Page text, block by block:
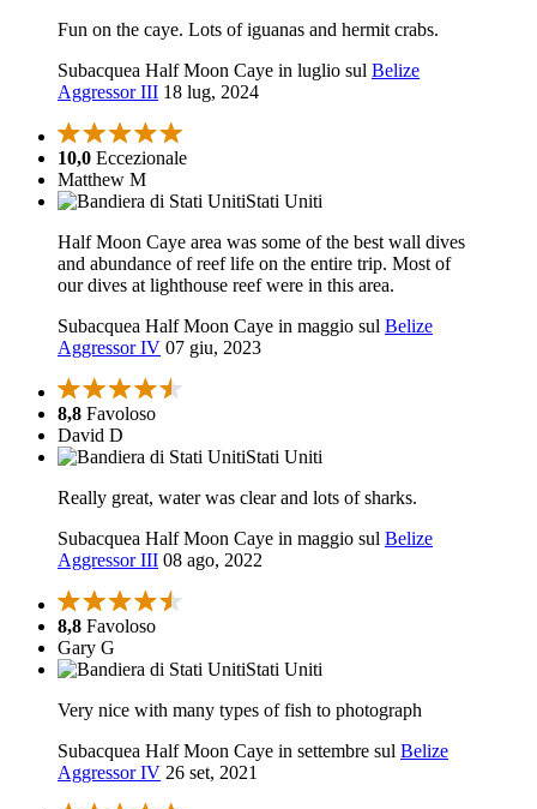
Fun on the caye. Lots of iguanas and hermit crabs.
Subacquea Half Moon Caye in luglio sul Belize
Aggressor III 18 lug, 2024
10,0 Eccezionale
Matthew M
Stati Uniti
Half Moon Caye area was some of the best wall dives
and abundance of reef life on the entire trip. Most of
our dives at lighthouse reef were in this area.
Subacquea Half Moon Caye in maggio sul Belize
Aggressor IV 07 giu, 2023
8,8 Favoloso
David D
Stati Uniti
Really great, water was clear and lots of sharks.
Subacquea Half Moon Caye in maggio sul Belize
Aggressor III 08 ago, 2022
8,8 Favoloso
Gary G
Stati Uniti
Very nice with many types of fish to photograph
Subacquea Half Moon Caye in settembre sul Belize
Aggressor IV 26 set, 2021